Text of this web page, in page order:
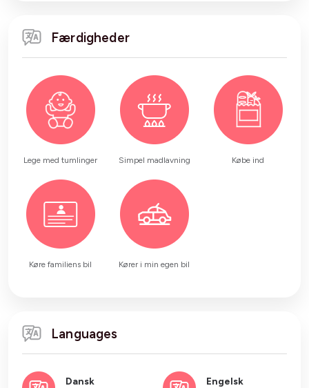
Færdigheder
Lege med tumlinger Simpel madlavning Købe ind
Køre familiens bil Kører i min egen bil
Languages
Dansk Engelsk